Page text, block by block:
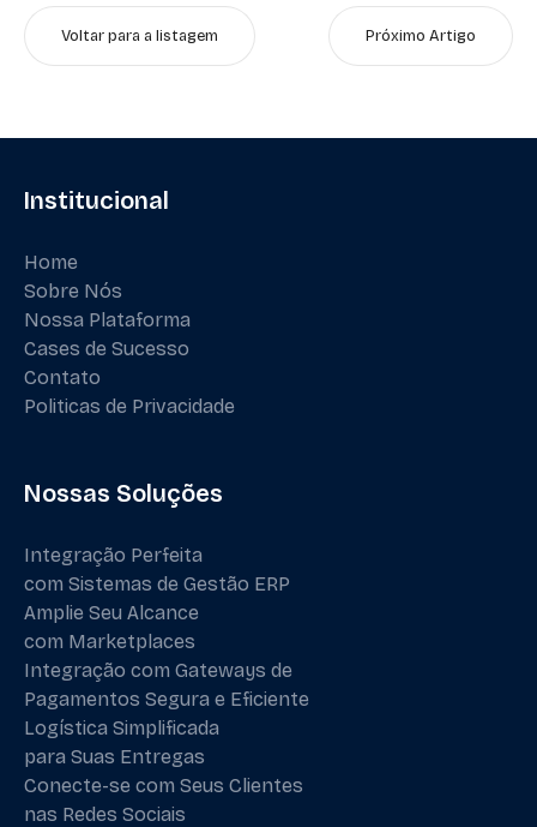
Voltar para a listagem Próximo Artigo
Institucional
Home
Sobre Nós
Nossa Plataforma
Cases de Sucesso
Contato
Politicas de Privacidade
Nossas Soluções
Integração Perfeita
com Sistemas de Gestão ERP
Amplie Seu Alcance
com Marketplaces
Integração com Gateways de
Pagamentos Segura e Eficiente
Logística Simplificada
para Suas Entregas
Conecte-se com Seus Clientes
nas Redes Sociais